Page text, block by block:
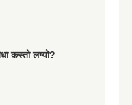
कस्तो लग्यो?